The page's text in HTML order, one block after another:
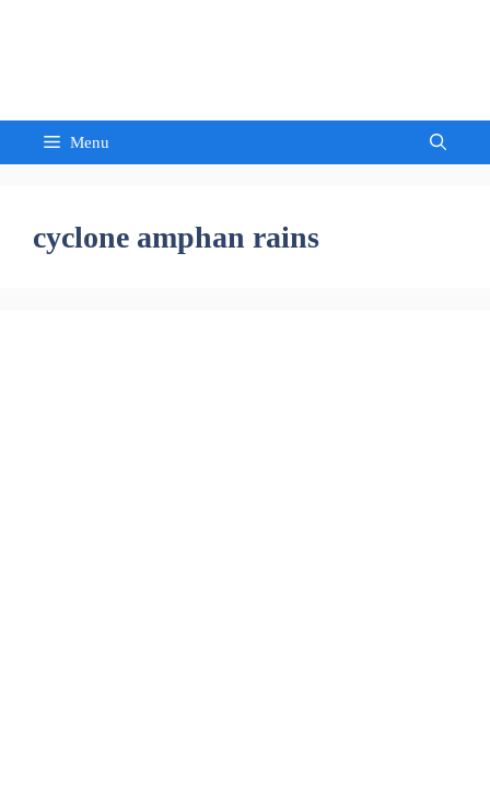
Menu
cyclone amphan rains